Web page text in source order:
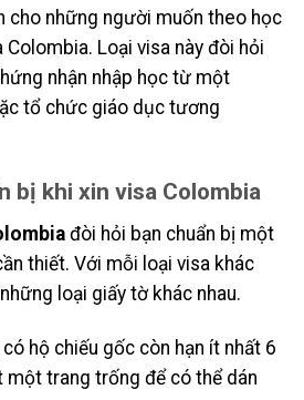
cho những người muốn theo học
Loại visa này đòi hỏi
nhận nhập học từ một
tổ chức giáo dục tương
bị khi xin visa Colombia
đòi hỏi bạn chuẩn bị một
thiết. Với mỗi loại visa khác
loại giấy tờ khác nhau.
có hộ chiếu gốc còn hạn ít nhất 6
một trang trống để có thể dán